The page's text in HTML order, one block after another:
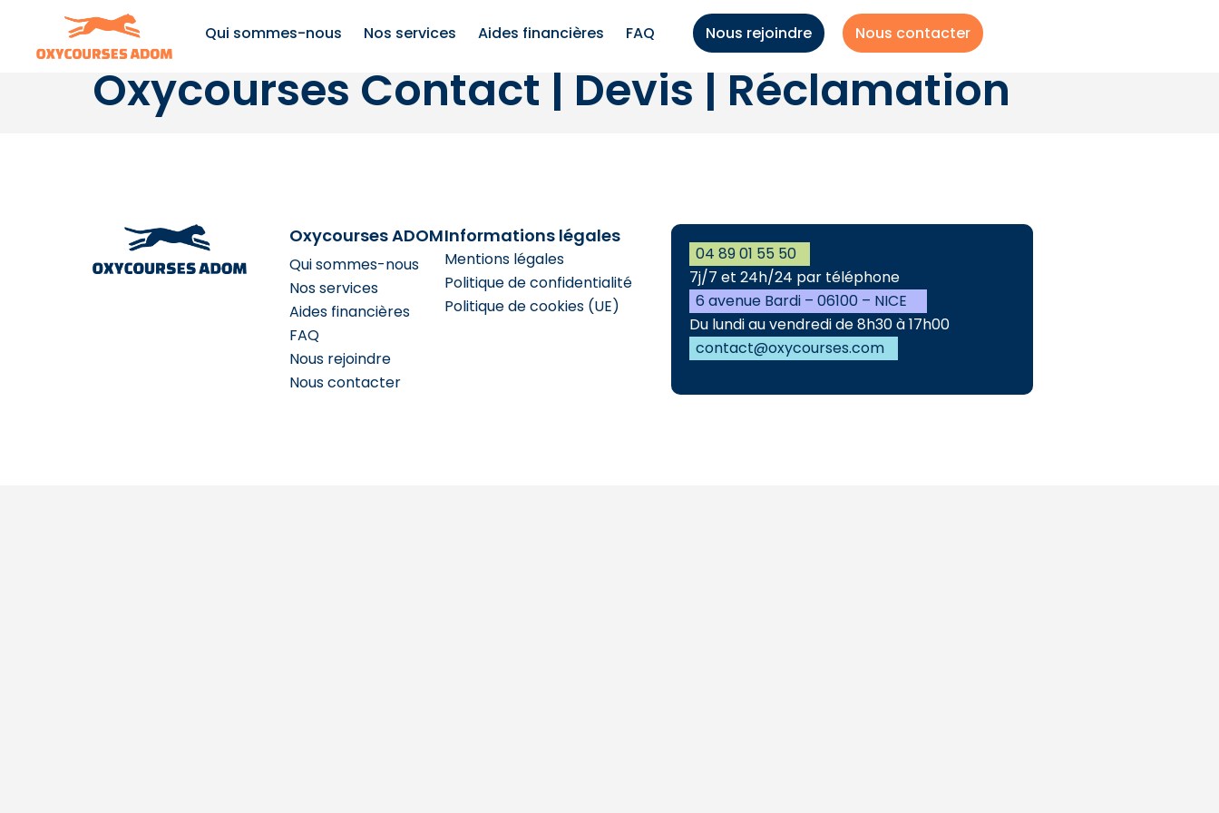
Qui sommes-nous Nos services Aides financières FAQ Nous rejoindre Nous contacter
Oxycourses Contact | Devis | Réclamation
Oxycourses ADOM
Qui sommes-nous
Nos services
Aides financières
FAQ
Nous rejoindre
Nous contacter
Informations légales
Mentions légales
Politique de confidentialité
Politique de cookies (UE)
04 89 01 55 50
7j/7 et 24h/24 par téléphone
6 avenue Bardi – 06100 – NICE
Du lundi au vendredi de 8h30 à 17h00
contact@oxycourses.com